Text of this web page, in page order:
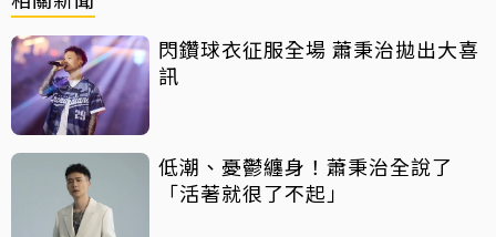
閃鑽球衣征服全場 蕭秉治拋出大喜
訊
低潮、憂鬱纏身！蕭秉治全說了
「活著就很了不起」